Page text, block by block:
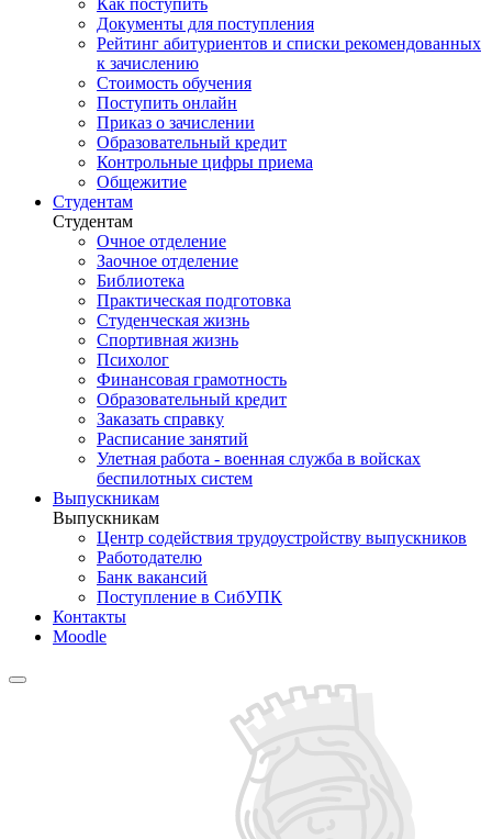
Как поступить
Документы для поступления
Рейтинг абитуриентов и списки рекомендованных
к зачислению
Стоимость обучения
Поступить онлайн
Приказ о зачислении
Образовательный кредит
Контрольные цифры приема
Общежитие
Студентам
Студентам
Очное отделение
Заочное отделение
Библиотека
Практическая подготовка
Студенческая жизнь
Спортивная жизнь
Психолог
Финансовая грамотность
Образовательный кредит
Заказать справку
Расписание занятий
Улетная работа - военная служба в войсках
беспилотных систем
Выпускникам
Выпускникам
Центр содействия трудоустройству выпускников
Работодателю
Банк вакансий
Поступление в СибУПК
Контакты
Moodle